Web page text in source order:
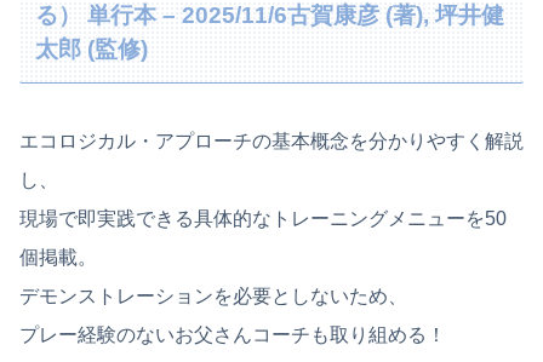
る） 単行本 – 2025/11/6古賀康彦 (著), 坪井健
太郎 (監修)
エコロジカル・アプローチの基本概念を分かりやすく解説
し、
現場で即実践できる具体的なトレーニングメニューを50
個掲載。
デモンストレーションを必要としないため、
プレー経験のないお父さんコーチも取り組める！